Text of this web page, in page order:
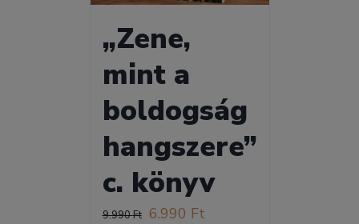
„Zene,
mint a
boldogság
hangszere”
c. könyv
9.990Ft Original
6.990 FtCurrent